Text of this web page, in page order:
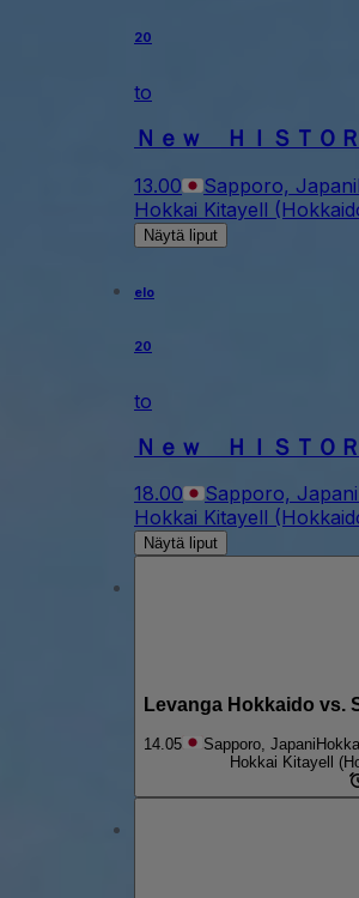
20
to
Ｎｅｗ ＨＩＳＴＯ
13.00 Sapporo, Japani
Hokkai Kitayell
Näytä liput
elo
20
to
Ｎｅｗ ＨＩＳＴＯ
18.00 Sapporo, Japani
Hokkai Kitayell
Näytä liput
Levanga Hokkaido vs.
14.05 Sapporo, Japani
Hokkai Kitayell